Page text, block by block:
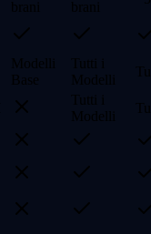
brani
brani
Modelli
Base
Modelli
Modelli